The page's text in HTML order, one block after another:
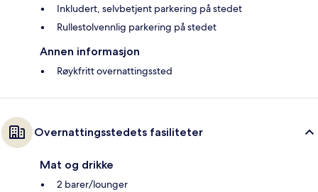
Inkludert, selvbetjent parkering på stedet
Rullestolvennlig parkering på stedet
Annen informasjon
Røykfritt overnattingssted
Overnattingsstedets fasiliteter
Mat og drikke
2 barer/lounger